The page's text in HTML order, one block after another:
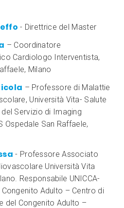
- Direttrice del Master
– Coordinatore
Cardiologo Interventista,
Milano
– Professore di Malattie
Università Vita- Salute
Servizio di Imaging
Ospedale San Raffaele,
- Professore Associato
Università Vita
Responsabile UNICCA-
Adulto – Centro di
del Congenito Adulto –